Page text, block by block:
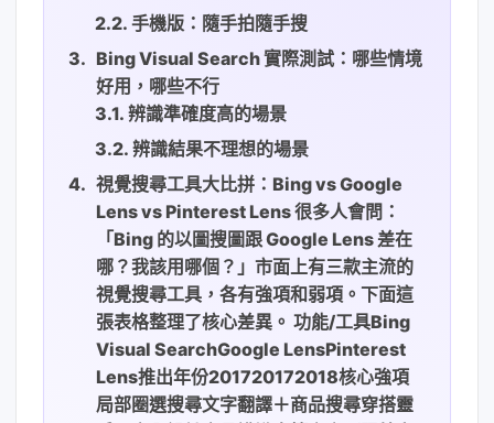
手機版：隨手拍隨手搜
Bing Visual Search 實際測試：哪些情境
好用，哪些不行
辨識準確度高的場景
辨識結果不理想的場景
視覺搜尋工具大比拼：Bing vs Google
Lens vs Pinterest Lens 很多人會問：
「Bing 的以圖搜圖跟 Google Lens 差在
哪？我該用哪個？」市面上有三款主流的
視覺搜尋工具，各有強項和弱項。下面這
張表格整理了核心差異。 功能/工具Bing
Visual SearchGoogle LensPinterest
Lens推出年份201720172018核心強項
局部圈選搜尋文字翻譯＋商品搜尋穿搭靈